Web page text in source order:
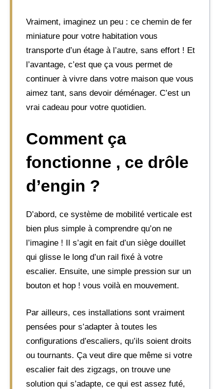
Vraiment, imaginez un peu : ce chemin de fer
miniature pour votre habitation vous
transporte d’un étage à l’autre, sans effort ! Et
l’avantage, c’est que ça vous permet de
continuer à vivre dans votre maison que vous
aimez tant, sans devoir déménager. C’est un
vrai cadeau pour votre quotidien.
Comment ça
fonctionne , ce drôle
d’engin ?
D’abord, ce système de mobilité verticale est
bien plus simple à comprendre qu’on ne
l’imagine ! Il s’agit en fait d’un siège douillet
qui glisse le long d’un rail fixé à votre
escalier. Ensuite, une simple pression sur un
bouton et hop ! vous voilà en mouvement.
Par ailleurs, ces installations sont vraiment
pensées pour s’adapter à toutes les
configurations d’escaliers, qu’ils soient droits
ou tournants. Ça veut dire que même si votre
escalier fait des zigzags, on trouve une
solution qui s’adapte, ce qui est assez futé,